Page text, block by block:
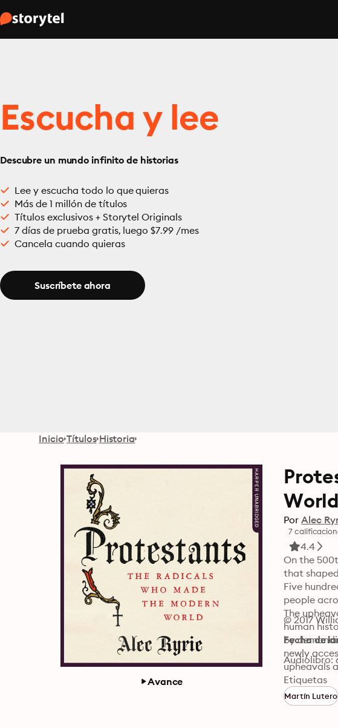
Escucha y lee
Descubre un mundo infinito de historias
Lee y escucha todo lo que quieras
Más de 1 millón de títulos
Títulos exclusivos + Storytel Originals
7 días de prueba gratis, luego $7.99 /mes
Cancela cuando quieras
Suscríbete ahora
Inicio Títulos Historia
Avance
World
Por Alec
7
4.4
On the
that
Five
people
The
human
by
newly
upheavals
is still
© 2017
Fecha de
Audiolibro:
Etiquetas
Martín Lutero